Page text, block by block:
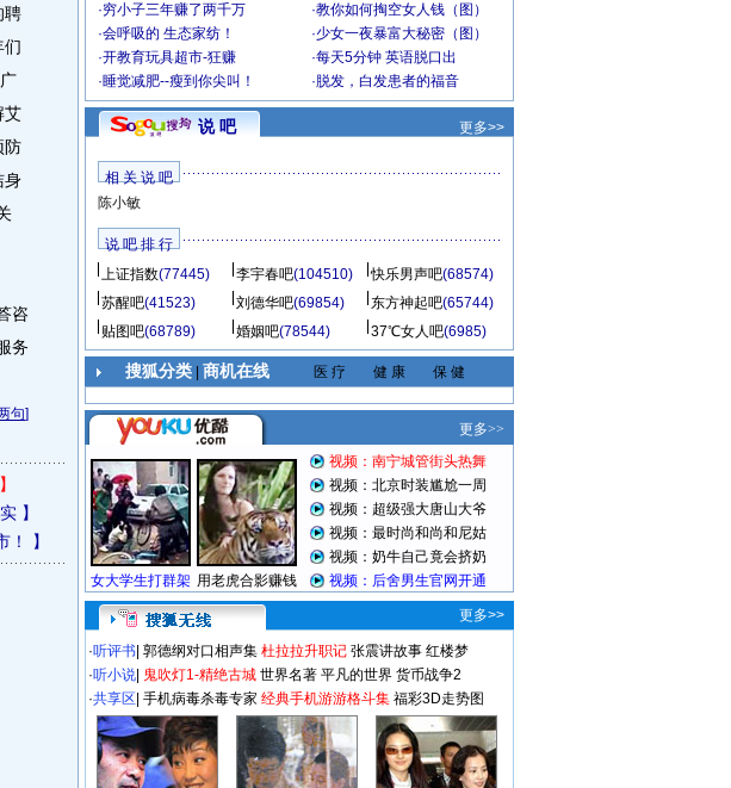
聘
们
艾
防
身
咨
务
句]
】
】
！ 】
·穷小子三年赚了两千万 ·教你如何掏空女人钱（图）
·会呼吸的 生态家纺！ ·少女一夜暴富大秘密（图）
·开教育玩具超市-狂赚 ·每天5分钟 英语脱口出
·睡觉减肥--瘦到你尖叫！ · 脱发，白发患者的福音
说 吧 更多>>
相 关 说 吧
陈小敏
说 吧 排 行
上证指数(77445) 李宇春吧(104510) 快乐男声吧(68574)
苏醒吧(41523) 刘德华吧(69854) 东方神起吧(65744)
贴图吧(68789) 婚姻吧(78544) 37℃女人吧(6985)
搜狐分类| 商机在线 医 疗 健 康 保 健
更多>>
·听评书 郭德纲对口相声集 杜拉拉升职记 张震讲故事 红楼梦
·听小说 鬼吹灯1-精绝古城 世界名著 平凡的世界 货币战争2
·共享区 手机病毒杀毒专家 经典手机游游格斗集 福彩3D走势图